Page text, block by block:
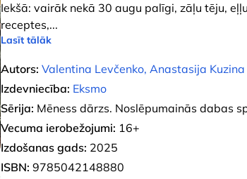
Iekšā: vairāk nekā 30 augu palīgi, zāļu tēju,
receptes,...
Lasīt tālāk
Autors: Valentina Levčenko, Anastasija Kuzina
Izdevniecība: Eksmo
Sērija: Mēness dārzs. Noslēpumainās dabas
Vecuma ierobežojumi: 16+
Izdošanas gads: 2025
ISBN: 9785042148880